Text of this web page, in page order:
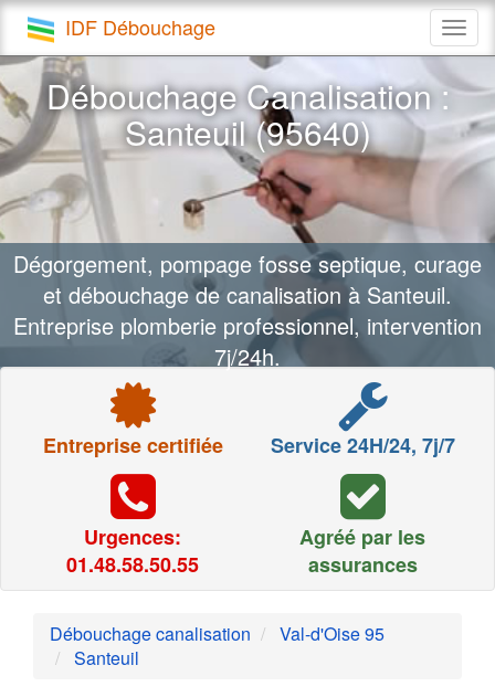
IDF Débouchage
Débouchage Canalisation :
Santeuil (95640)
Dégorgement, pompage fosse septique, curage
et débouchage de canalisation à Santeuil.
Entreprise plomberie professionnel, intervention
7j/24h.
Entreprise certifiée Service 24H/24, 7j/7
Urgences:
01.48.58.50.55
Agréé par les
assurances
Débouchage canalisation
Val-d'Oise 95
Santeuil